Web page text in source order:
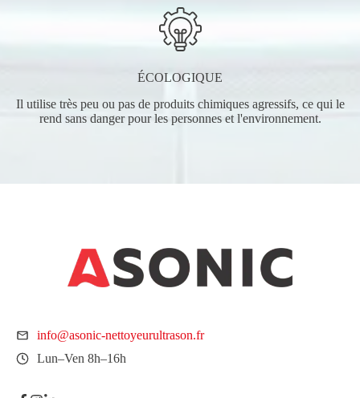
ÉCOLOGIQUE
Il utilise très peu ou pas de produits chimiques agressifs, ce qui le
rend sans danger pour les personnes et l'environnement.
info@asonic-nettoyeurultrason.fr
Lun–Ven 8h–16h